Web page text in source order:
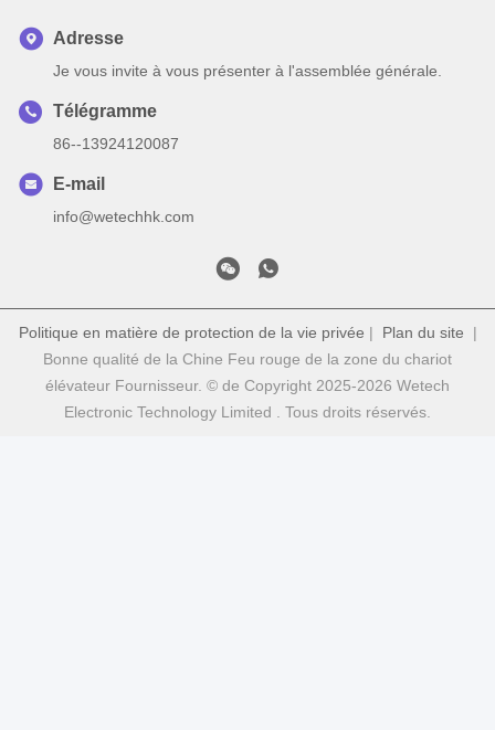
Adresse
Je vous invite à vous présenter à l'assemblée générale.
Télégramme
86--13924120087
E-mail
info@wetechhk.com
Politique en matière de protection de la vie privée | Plan du site |
Bonne qualité de la Chine Feu rouge de la zone du chariot
élévateur Fournisseur. © de Copyright 2025-2026 Wetech
Electronic Technology Limited . Tous droits réservés.